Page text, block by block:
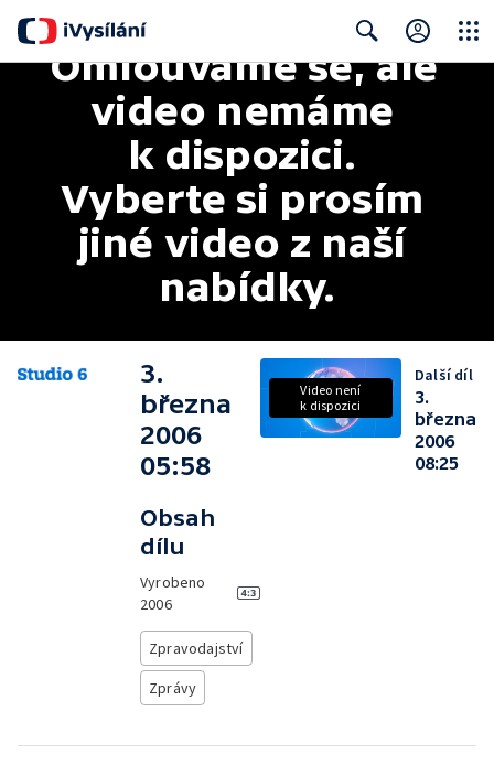
Search
Omlouváme se, ale
video nemáme
k dispozici.
Vyberte si prosím
jiné video z naší
nabídky.
3.
března
2006
05:58
Obsah
dílu
Vyrobeno
2006
Zpravodajství
Zprávy
Video není
k dispozici
Další díl
3.
března
2006
08:25